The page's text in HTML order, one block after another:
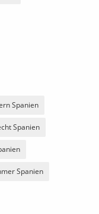
Spanien
Spanien
Spanien